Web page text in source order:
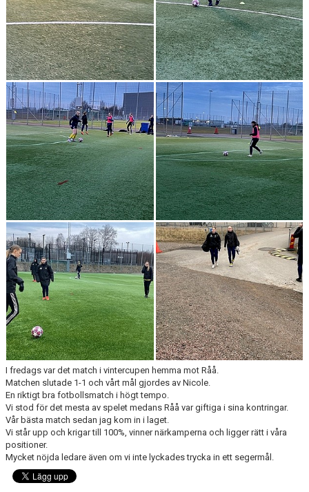
MEDLEMSANMÄLAN
I fredags var det match i vintercupen hemma mot Råå.
Matchen slutade 1-1 och vårt mål gjordes av Nicole.
En riktigt bra fotbollsmatch i högt tempo.
Vi stod för det mesta av spelet medans Råå var giftiga i sina kontringar.
Vår bästa match sedan jag kom in i laget.
Vi står upp och krigar till 100%, vinner närkamperna och ligger rätt i våra
positioner.
Mycket nöjda ledare även om vi inte lyckades trycka in ett segermål.